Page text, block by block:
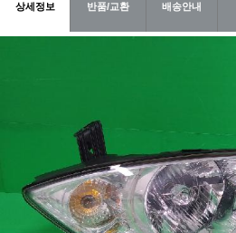
상세정보 반품/교환 배송안내